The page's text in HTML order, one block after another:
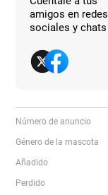
amigos en redes
sociales y chats
Número de anuncio
Género de la mascota
Añadido
Perdido